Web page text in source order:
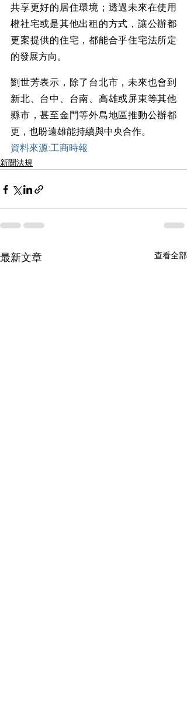
共享更好的居住環境；透過未來在使用
權社宅或是其他出租的方式，讓公辦都
更案提供的住宅，都能合乎住宅法所定
的發展方向。
劉世芳表示，除了台北市，未來也會到
新北、台中、台南、高雄或屏東等其他
縣市，甚至金門等外島地區推動公辦都
更，也盼遠雄能持續與中央合作。
資料來源:工商時報
新聞法規
最新文章 查看全部